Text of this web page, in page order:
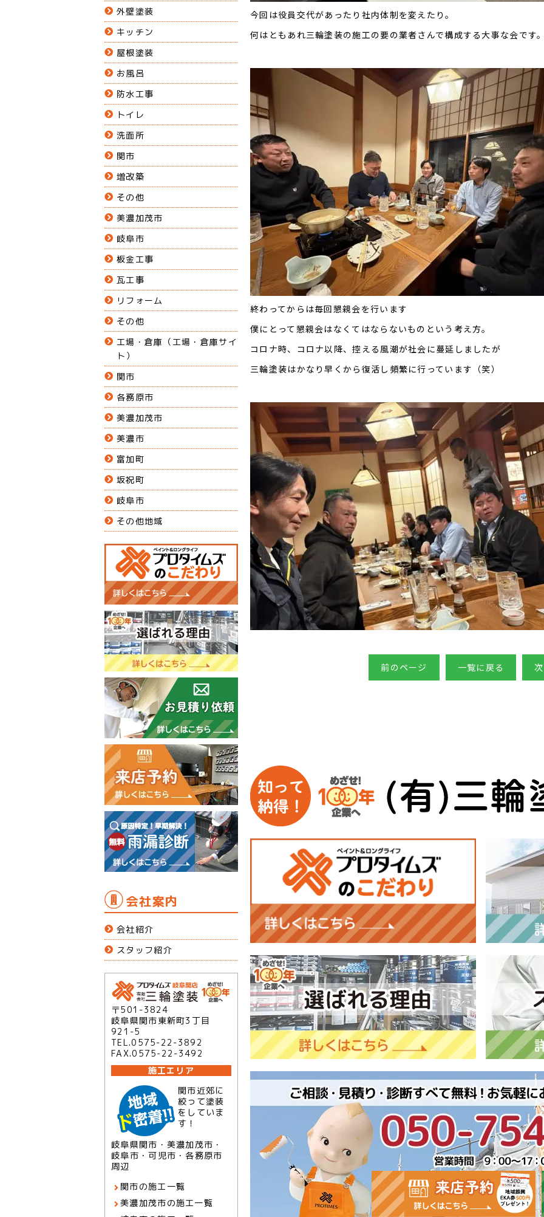
今回は役員交代があったり社内体制を変えたり。
何はともあれ三輪塗装の施工の要の業者さんで構成する大事な会です
終わってからは毎回懇親会を行います
僕にとって懇親会はなくてはならないものという考え方。
コロナ時、コロナ以降、控える風潮が社会に蔓延しましたが
三輪塗装はかなり早くから復活し頻繁に行っています（笑）
前のページ 一覧に戻る
外壁塗装
キッチン
屋根塗装
お風呂
防水工事
トイレ
洗面所
関市
増改築
その他
美濃加茂市
岐阜市
板金工事
瓦工事
リフォーム
その他
工場・倉庫（工場・倉庫サイ
ト）
関市
各務原市
美濃加茂市
美濃市
富加町
坂祝町
岐阜市
その他地域
会社案内
会社紹介
スタッフ紹介
〒501-3824
岐阜県関市東新町3丁目
921-5
TEL.0575-22-3892
FAX.0575-22-3492
施工エリア
関市近郊に
絞って塗装
をしていま
す！
岐阜県関市・美濃加茂市・
岐阜市・可児市・各務原市
周辺
関市の施工一覧
美濃加茂市の施工一覧